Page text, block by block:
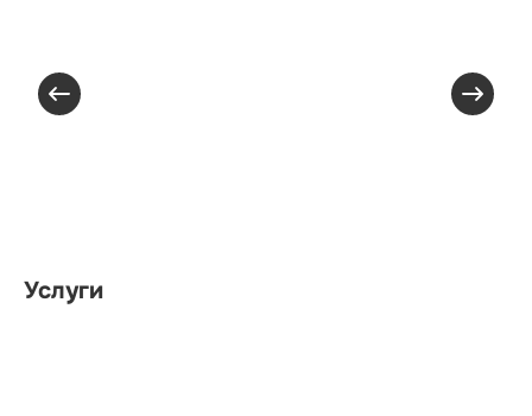
Услуги